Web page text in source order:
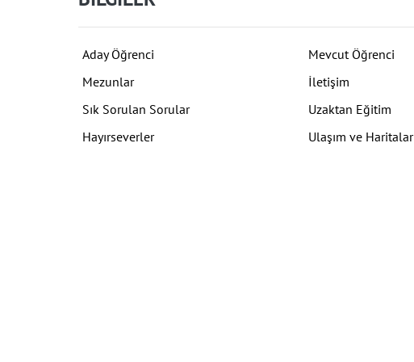
Aday Öğrenci
Mevcut Öğrenci
Mezunlar
İletişim
Sık Sorulan Sorular
Uzaktan Eğitim
Hayırseverler
Ulaşım ve Haritalar